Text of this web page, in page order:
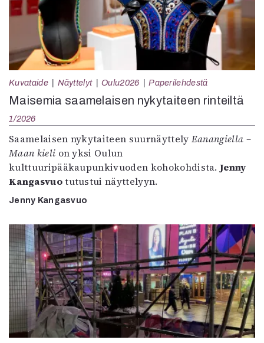
Kuvataide Näyttelyt Oulu2026 Paperilehdestä
Maisemia saamelaisen nykytaiteen rinteiltä
1/2026
Saamelaisen nykytaiteen suurnäyttely Eanangiella –
Maan kieli on yksi Oulun
kulttuuripääkaupunkivuoden kohokohdista.Jenny
Kangasvuotutustui näyttelyyn.
Jenny Kangasvuo